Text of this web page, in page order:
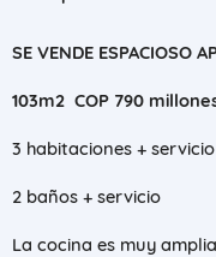
SE VENDE ESPACIOSO
103m2 COP 790
3 habitaciones +
2 baños + servicio
La cocina es muy